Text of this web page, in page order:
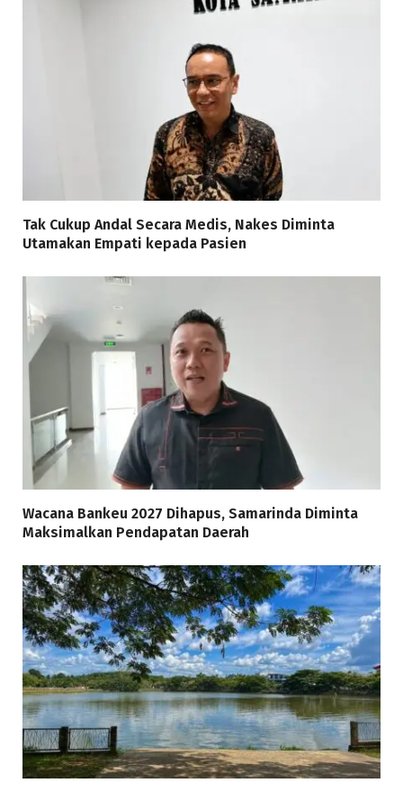
Tak Cukup Andal Secara Medis, Nakes Diminta
Utamakan Empati kepada Pasien
Wacana Bankeu 2027 Dihapus, Samarinda Diminta
Maksimalkan Pendapatan Daerah